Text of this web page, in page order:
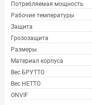
Потребляемая мощность
Рабочие температуры
Защита
Грозозащита
Размеры
Материал корпуса
Вес БРУТТО
Вес НЕТТО
ONVIF